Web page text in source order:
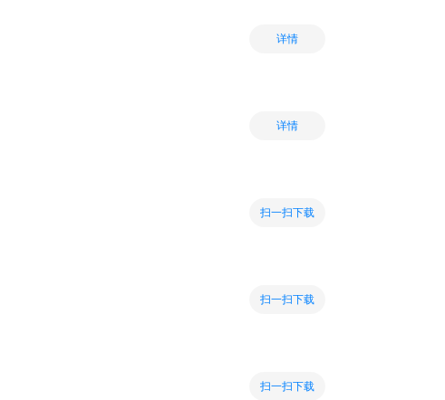
详情
详情
扫一扫下载
扫一扫下载
扫一扫下载